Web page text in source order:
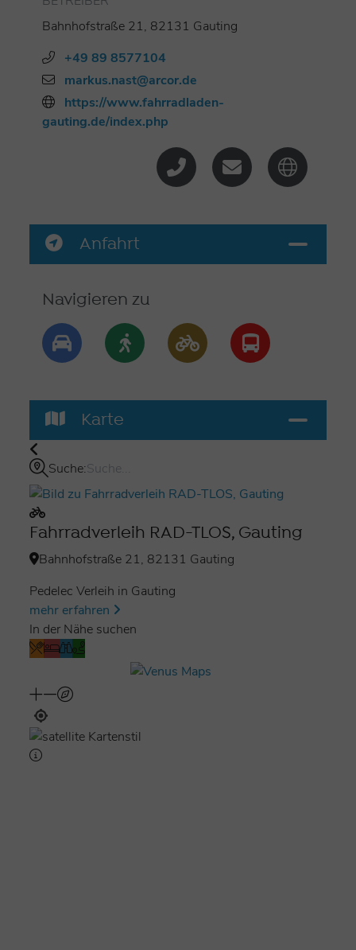
Bahnhofstraße 21, 82131 Gauting
+49 89 8577104
markus.nast@arcor.de
https://www.fahrradladen-
gauting.de/index.php
Anfahrt
Navigieren zu
Karte
Suche:
Fahrradverleih RAD-TLOS, Gauting
Bahnhofstraße 21, 82131 Gauting
Pedelec Verleih in Gauting
mehr erfahren
In der Nähe suchen